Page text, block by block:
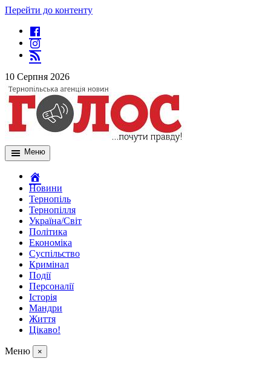
Перейти до контенту
10 Серпня 2026
Меню
Новини
Тернопіль
Тернопілля
Україна/Світ
Політика
Економіка
Суспільство
Кримінал
Події
Персоналії
Історія
Мандри
Життя
Цікаво!
Меню ×